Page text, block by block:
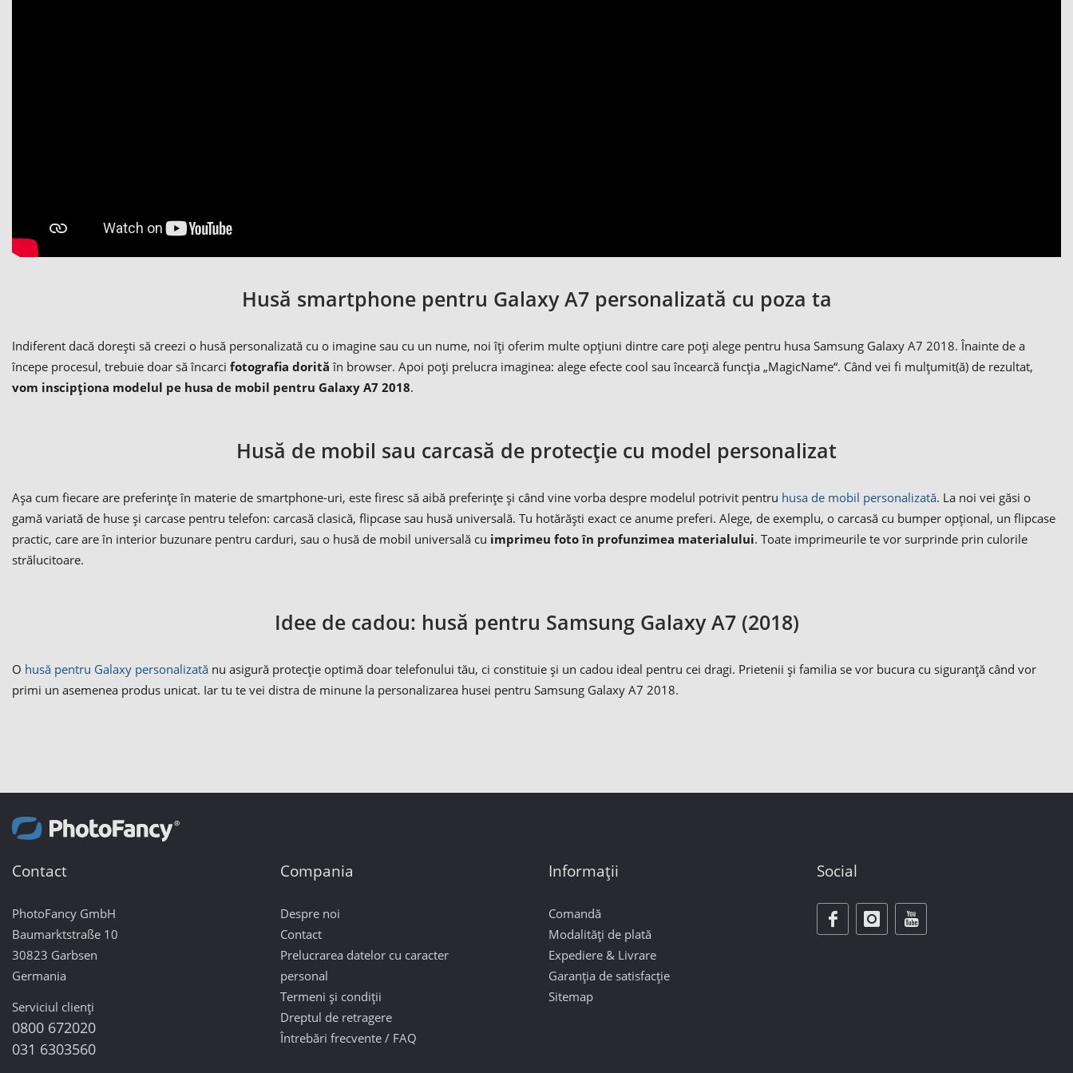
Husă smartphone pentru Galaxy A7 personalizată cu poza ta
Indiferent dacă dorești să creezi o husă personalizată cu o imagine sau cu un nume, noi îți oferim multe opțiuni dintre care poți alege pentru husa Samsung Galaxy A7 2018. Înainte de a
începe procesul, trebuie doar să încarci fotografia dorită în browser. Apoi poți prelucra imaginea: alege efecte cool sau încearcă funcția „MagicName“. Când vei fi mulțumit(ă) de rezultat,
vom inscipționa modelul pe husa de mobil pentru Galaxy A7 2018.
Husă de mobil sau carcasă de protecție cu model personalizat
Așa cum fiecare are preferințe în materie de smartphone-uri, este firesc să aibă preferințe și când vine vorba despre modelul potrivit pentru husa de mobil personalizată. La noi vei găsi o
gamă variată de huse și carcase pentru telefon: carcasă clasică, flipcase sau husă universală. Tu hotărăști exact ce anume preferi. Alege, de exemplu, o carcasă cu bumper opțional, un flipcase
practic, care are în interior buzunare pentru carduri, sau o husă de mobil universală cu imprimeu foto în profunzimea materialului. Toate imprimeurile te vor surprinde prin culorile
strălucitoare.
Idee de cadou: husă pentru Samsung Galaxy A7 (2018)
O husă pentru Galaxy personalizată nu asigură protecție optimă doar telefonului tău, ci constituie și un cadou ideal pentru cei dragi. Prietenii și familia se vor bucura cu siguranță când vor
primi un asemenea produs unicat. Iar tu te vei distra de minune la personalizarea husei pentru Samsung Galaxy A7 2018.
Contact
PhotoFancy GmbH
Baumarktstraße 10
30823 Garbsen
Germania
Serviciul clienți
0800 672020
031 6303560
Compania
Despre noi
Contact
Prelucrarea datelor cu caracter
personal
Termeni și condiții
Dreptul de retragere
Întrebări frecvente / FAQ
Informații
Comandă
Modalități de plată
Expediere & Livrare
Garanția de satisfacție
Sitemap
Social